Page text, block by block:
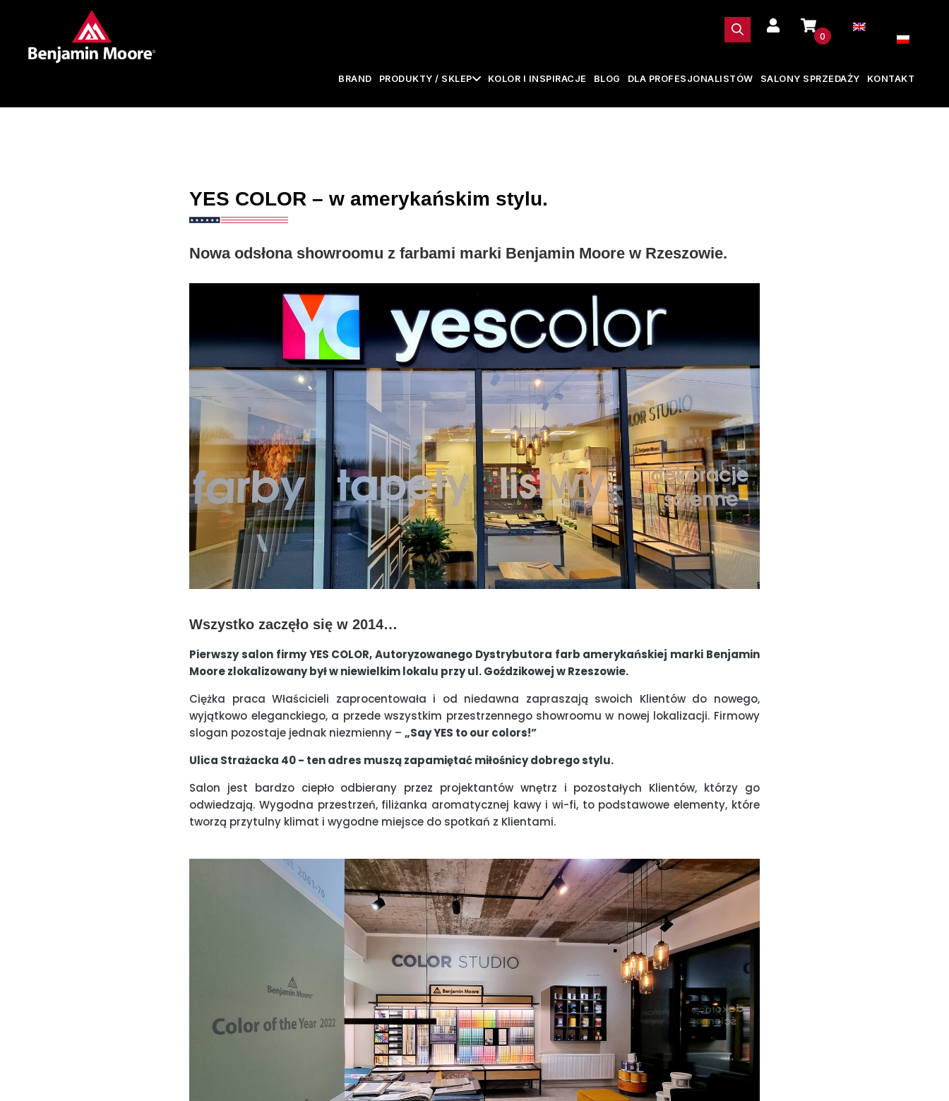
0
BRAND PRODUKTY / SKLEP KOLOR I INSPIRACJE BLOG DLA PROFESJONALISTÓW SALONY SPRZEDAŻY KONTAKT
YES COLOR – w amerykańskim stylu.
Nowa odsłona showroomu z farbami marki Benjamin Moore w Rzeszowie.
Wszystko zaczęło się w 2014…
Pierwszy salon firmy YES COLOR, Autoryzowanego Dystrybutora farb amerykańskiej marki Benjamin
Moore zlokalizowany był w niewielkim lokalu przy ul. Goździkowej w Rzeszowie.
Ciężka praca Właścicieli zaprocentowała i od niedawna zapraszają swoich Klientów do nowego,
wyjątkowo eleganckiego, a przede wszystkim przestrzennego showroomu w nowej lokalizacji. Firmowy
slogan pozostaje jednak niezmienny –„Say YES to our colors!”
Ulica Strażacka 40 - ten adres muszą zapamiętać miłośnicy dobrego stylu.
Salon jest bardzo ciepło odbierany przez projektantów wnętrz i pozostałych Klientów, którzy go
odwiedzają. Wygodna przestrzeń, filiżanka aromatycznej kawy i wi-fi, to podstawowe elementy, które
tworzą przytulny klimat i wygodne miejsce do spotkań z Klientami.